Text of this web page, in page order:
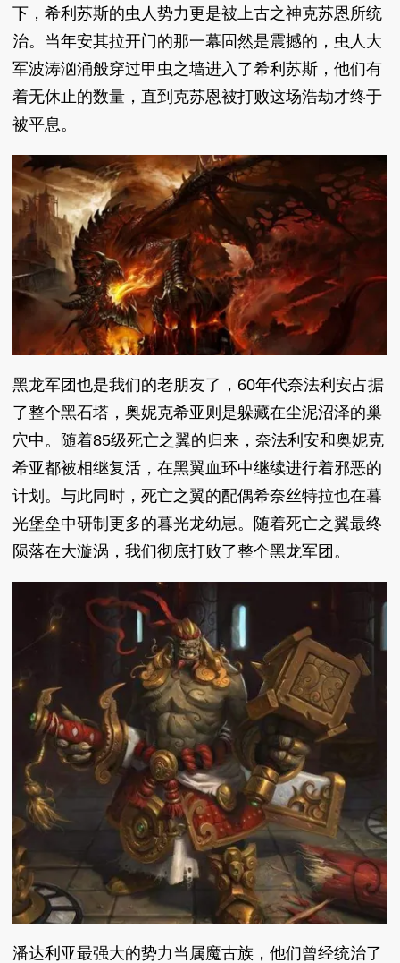
下，希利苏斯的虫人势力更是被上古之神克苏恩所统
治。当年安其拉开门的那一幕固然是震撼的，虫人大
军波涛汹涌般穿过甲虫之墙进入了希利苏斯，他们有
着无休止的数量，直到克苏恩被打败这场浩劫才终于
被平息。
黑龙军团也是我们的老朋友了，60年代奈法利安占据
了整个黑石塔，奥妮克希亚则是躲藏在尘泥沼泽的巢
穴中。随着85级死亡之翼的归来，奈法利安和奥妮克
希亚都被相继复活，在黑翼血环中继续进行着邪恶的
计划。与此同时，死亡之翼的配偶希奈丝特拉也在暮
光堡垒中研制更多的暮光龙幼崽。随着死亡之翼最终
陨落在大漩涡，我们彻底打败了整个黑龙军团。
潘达利亚最强大的势力当属魔古族，他们曾经统治了